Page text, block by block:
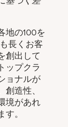
地の100を
長くお客
創出して
ップクラ
ョナルが
造性、
境があれ
。